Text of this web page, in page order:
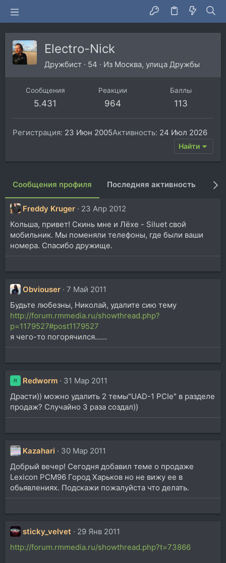
Electro-Nick
Дружбист · 54 · Из Москва, улица Дружбы
Сообщения
5.431
Реакции
964
Баллы
113
Регистрация 23 Июн 2005Активность 24 Июл 2026
Найти
Сообщения профиля Последняя активность
Freddy Kruger
23 Апр 2012
Кольша, привет! Скинь мне и Лёхе - Siluet свой
мобильник. Мы поменяли телефоны, где были ваши
номера. Спасибо дружище.
Obviouser
7 Май 2011
Будьте любезны, Николай, удалите сию тему
http://forum.rmmedia.ru/showthread.php?
p=1179527#post1179527
я чего-то погорячился......
R Redworm
31 Мар 2011
Драсти)) можно удалить 2 темы"UAD-1 PCIe" в разделе
продаж? Случайно 3 раза создал))
Kazahari
30 Мар 2011
Добрый вечер! Сегодня добавил теме о продаже
Lexicon PCM96 Город Харьков но не вижу ее в
обьявлениях. Подскажи пожалуйста что делать.
sticky_velvet
29 Янв 2011
http://forum.rmmedia.ru/showthread.php?t=73866